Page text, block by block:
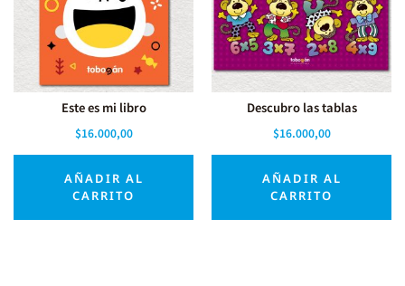
Este es mi libro
$16.000,00
AÑADIR AL
CARRITO
Descubro las tablas
$16.000,00
AÑADIR AL
CARRITO